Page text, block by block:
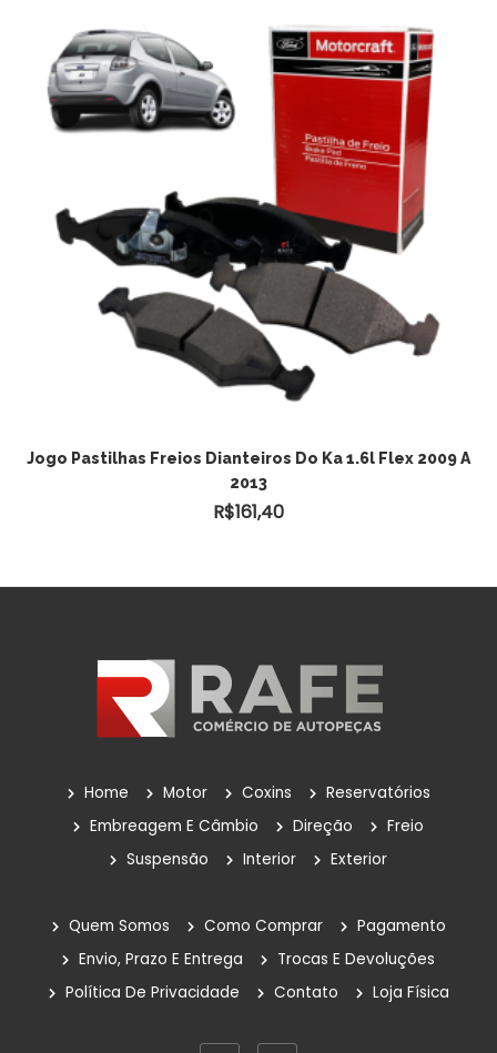
ADICIONAR AO CARRINHO
Jogo Pastilhas Freios Dianteiros Do Ka 1.6l Flex 2009 A
2013
R$161,40
Home Motor Coxins
Reservatórios
Embreagem E Câmbio
Direção
Freio
Suspensão
Interior Exterior
Quem Somos Como Comprar
Pagamento
Envio, Prazo E Entrega
Trocas E Devoluções
Política De Privacidade
Contato Loja Física